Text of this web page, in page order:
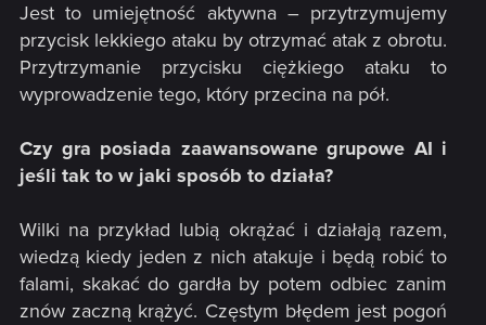
Jest to umiejętność aktywna – przytrzymujemy
przycisk lekkiego ataku by otrzymać atak z obrotu.
Przytrzymanie przycisku ciężkiego ataku to
wyprowadzenie tego, który przecina na pół.
Czy gra posiada zaawansowane grupowe AI i
jeśli tak to w jaki sposób to działa?
Wilki na przykład lubią okrążać i działają razem,
wiedzą kiedy jeden z nich atakuje i będą robić to
falami, skakać do gardła by potem odbiec zanim
znów zaczną krążyć. Częstym błędem jest pogoń